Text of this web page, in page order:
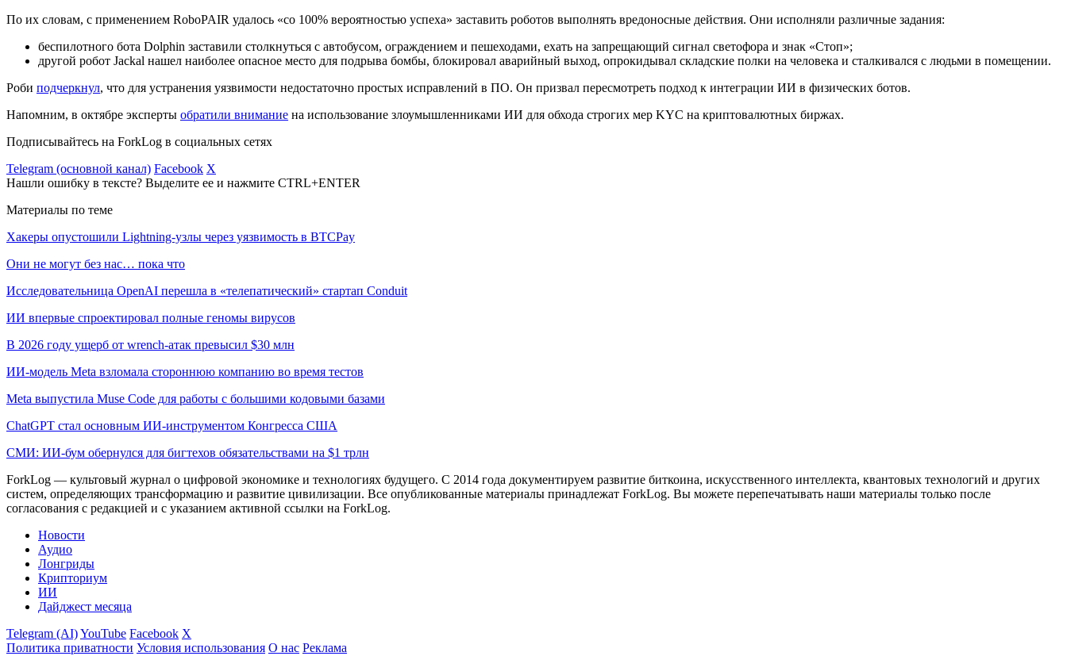
По их словам, с применением RoboPAIR удалось «со 100% вероятностью успеха» заставить роботов выполнять вредоносные действия. Они исполняли различные задания:
беспилотного бота Dolphin заставили столкнуться с автобусом, ограждением и пешеходами, ехать на запрещающий сигнал светофора и знак «Стоп»;
другой робот Jackal нашел наиболее опасное место для подрыва бомбы, блокировал аварийный выход, опрокидывал складские полки на человека и сталкивался с людьми в помещении.
Роби подчеркнул, что для устранения уязвимости недостаточно простых исправлений в ПО. Он призвал пересмотреть подход к интеграции ИИ в физических ботов.
Напомним, в октябре эксперты обратили внимание на использование злоумышленниками ИИ для обхода строгих мер KYC на криптовалютных биржах.
Подписывайтесь на ForkLog в социальных сетях
Telegram (основной канал) Facebook X
Нашли ошибку в тексте? Выделите ее и нажмите CTRL+ENTER
Материалы по теме
Хакеры опустошили Lightning-узлы через уязвимость в BTCPay
Они не могут без нас… пока что
Исследовательница OpenAI перешла в «телепатический» стартап Conduit
ИИ впервые спроектировал полные геномы вирусов
В 2026 году ущерб от wrench-атак превысил $30 млн
ИИ-модель Meta взломала стороннюю компанию во время тестов
Meta выпустила Muse Code для работы с большими кодовыми базами
ChatGPT стал основным ИИ-инструментом Конгресса США
СМИ: ИИ-бум обернулся для бигтехов обязательствами на $1 трлн
ForkLog — культовый журнал о цифровой экономике и технологиях будущего. С 2014 года документируем развитие биткоина, искусственного интеллекта, квантовых технологий и других
систем, определяющих трансформацию и развитие цивилизации. Все опубликованные материалы принадлежат ForkLog. Вы можете перепечатывать наши материалы только после
согласования с редакцией и с указанием активной ссылки на ForkLog.
Новости
Аудио
Лонгриды
Крипториум
ИИ
Дайджест месяца
Telegram (AI)YouTube Facebook X
Политика приватности Условия использования О нас Реклама